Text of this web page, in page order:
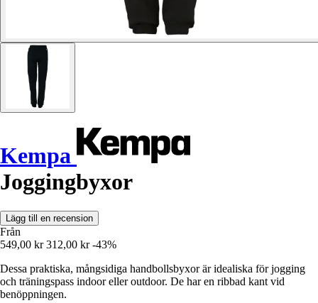
Kempa
Joggingbyxor
Lägg till en recension
Från
549,00 kr 312,00 kr -43%
Dessa praktiska, mångsidiga handbollsbyxor är idealiska för jogging
och träningspass indoor eller outdoor. De har en ribbad kant vid
benöppningen.